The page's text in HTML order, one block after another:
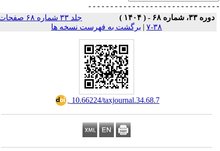
- - - - - - - - - - - - -
- - - - - - - - - - - - - - -
دوره ۳۳، شماره ۶۸ - ( ۱۴۰۴ )
جلد ۳۳ شماره ۶۸ صفحات
۳۸-۷
|برگشت به فهرست نسخه ها
‎ 10.66224/taxjournal.34.68.7